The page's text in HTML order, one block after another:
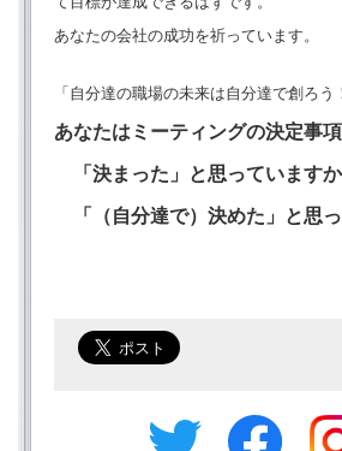
あなたの会社の成功を祈っています。
「自分達の職場の未来は自分達で創ろう
あなたはミーティングの決定事
「決まった」と思っています
「（自分達で）決めた」と思